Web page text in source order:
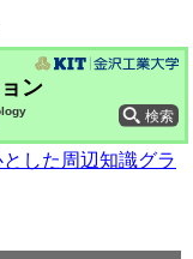
ン
した周辺知識グラ